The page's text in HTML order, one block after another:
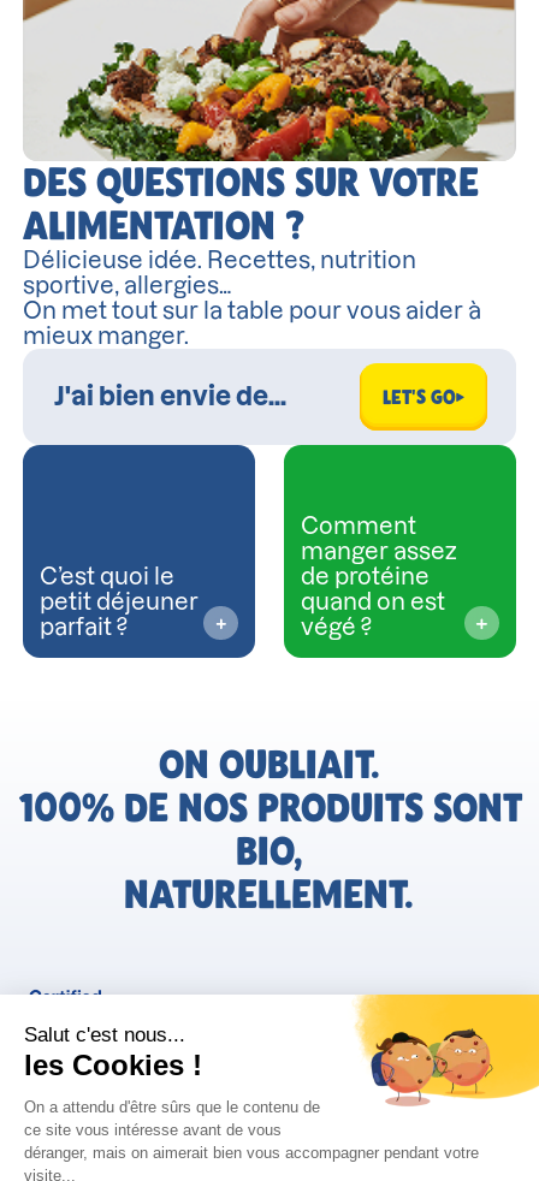
DES QUESTIONS SUR VOTRE
ALIMENTATION ?
Délicieuse idée. Recettes, nutrition
sportive, allergies…
On met tout sur la table pour vous aider à
mieux manger.
LET'S GO
C’est quoi le
petit déjeuner
parfait ?
Comment
manger assez
de protéine
quand on est
végé ?
ON OUBLIAIT.
100% DE NOS PRODUITS SONT
BIO,
NATURELLEMENT.
FR
Bjorg pour les pros
Politique de confidentialité
Instagram Facebook